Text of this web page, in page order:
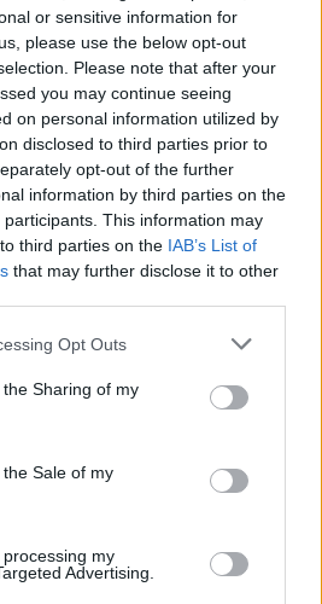
or sensitive information for
please use the below opt-out
Please note that after your
you may continue seeing
on personal information utilized by
disclosed to third parties prior to
opt-out of the further
information by third parties on the
participants. This information may
third parties on the IAB’s List of
that may further disclose it to other
Opt Outs
Sharing of my
Sale of my
my
Advertising.
dostupný k odberu.
+